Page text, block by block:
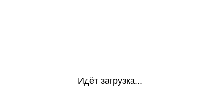
Идёт загрузка...